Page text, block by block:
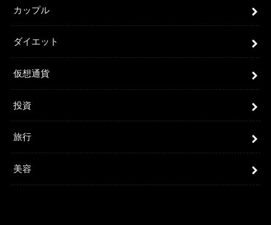
カップル
ダイエット
仮想通貨
投資
旅行
美容